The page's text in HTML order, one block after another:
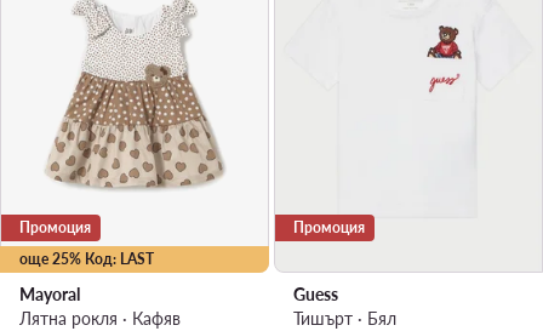
още 25% Код: LAST
Промоция
Mayoral
Лятна рокля · Кафяв
Промоция
Guess
Тишърт · Бял